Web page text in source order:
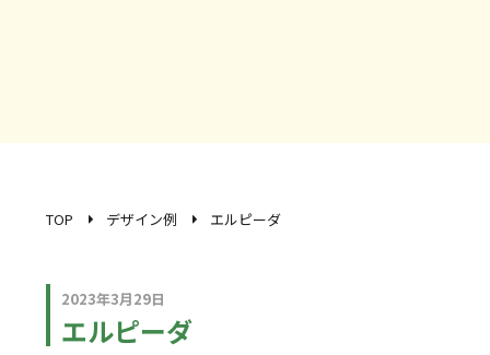
TOP デザイン例 エルピーダ
2023年3月29日
エルピーダ